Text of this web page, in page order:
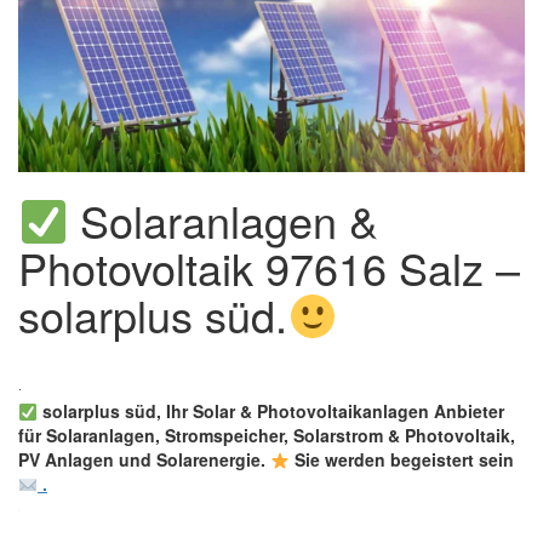
Solaranlagen &
Photovoltaik 97616 Salz –
solarplus süd.
solarplus süd, Ihr Solar & Photovoltaikanlagen Anbieter
für Solaranlagen, Stromspeicher, Solarstrom & Photovoltaik,
PV Anlagen und Solarenergie.
Sie werden begeistert sein
.